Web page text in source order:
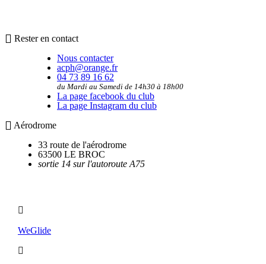
Rester en contact
Nous contacter
acph@orange.fr
04 73 89 16 62
du Mardi au Samedi de 14h30 à 18h00
La page facebook du club
La page Instagram du club
Aérodrome
33 route de l'aérodrome
63500 LE BROC
sortie 14 sur l'autoroute A75
WeGlide